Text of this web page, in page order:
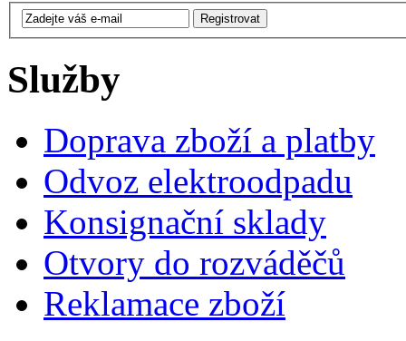
Služby
Doprava zboží a platby
Odvoz elektroodpadu
Konsignační sklady
Otvory do rozváděčů
Reklamace zboží